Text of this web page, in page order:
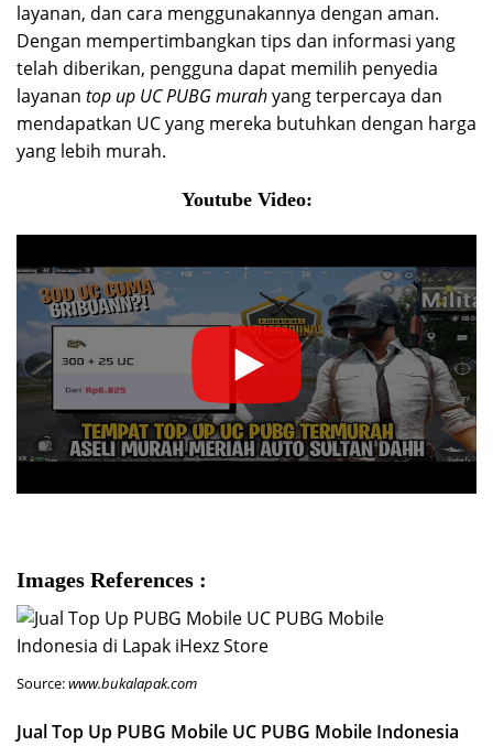
layanan, dan cara menggunakannya dengan aman.
Dengan mempertimbangkan tips dan informasi yang
telah diberikan, pengguna dapat memilih penyedia
layanan top up UC PUBG murahyang terpercaya dan
mendapatkan UC yang mereka butuhkan dengan harga
yang lebih murah.
Youtube Video:
Images References :
Source:www.bukalapak.com
Jual Top Up PUBG Mobile UC PUBG Mobile Indonesia